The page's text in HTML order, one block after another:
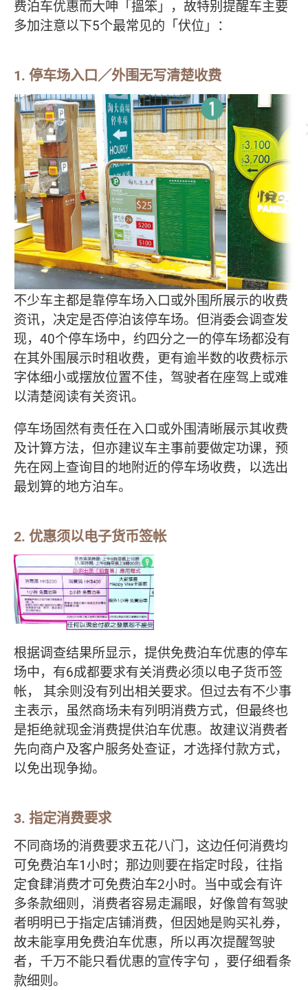
费泊车优惠而大呻「搵笨」，故特别提醒车主要
多加注意以下5个最常见的「伏位」：
1. 停车场入口／外围无写清楚收费
不少车主都是靠停车场入口或外围所展示的收费
资讯，决定是否停泊该停车场。但消委会调查发
现，40个停车场中，约四分之一的停车场都没有
在其外围展示时租收费，更有逾半数的收费标示
字体细小或摆放位置不佳，驾驶者在座驾上或难
以清楚阅读有关资讯。
停车场固然有责任在入口或外围清晰展示其收费
及计算方法，但亦建议车主事前要做定功课，预
先在网上查询目的地附近的停车场收费，以选出
最划算的地方泊车。
2. 优惠须以电子货币签帐
根据调查结果所显示，提供免费泊车优惠的停车
场中，有6成都要求有关消费必须以电子货币签
帐， 其余则没有列出相关要求。但过去有不少事
主表示，虽然商场未有列明消费方式，但最终也
是拒绝就现金消费提供泊车优惠。故建议消费者
先向商户及客户服务处查证，才选择付款方式，
以免出现争拗。
3. 指定消费要求
不同商场的消费要求五花八门，这边任何消费均
可免费泊车1小时；那边则要在指定时段，往指
定食肆消费才可免费泊车2小时。当中或会有许
多条款细则，消费者容易走漏眼，好像曾有驾驶
者明明已于指定店铺消费，但因她是购买礼券，
故未能享用免费泊车优惠，所以再次提醒驾驶
者，千万不能只看优惠的宣传字句 ，要仔细看条
款细则。